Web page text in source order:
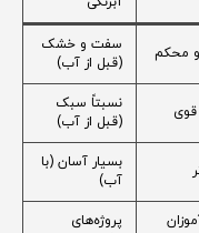
محکم
سفت و خشک
(قبل از آب)
نسبتاً سبک
(قبل از آب)
بسیار آسان (با
آب)
پروژه‌های